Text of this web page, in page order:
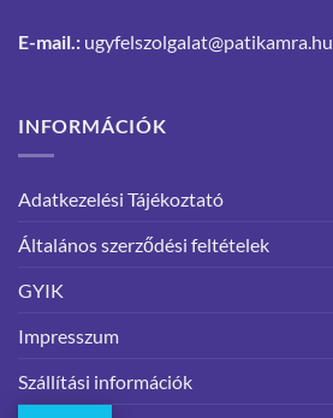
E-mail.: ugyfelszolgalat@patikamra.hu
INFORMÁCIÓK
Adatkezelési Tájékoztató
Általános szerződési feltételek
GYIK
Impresszum
Szállítási információk